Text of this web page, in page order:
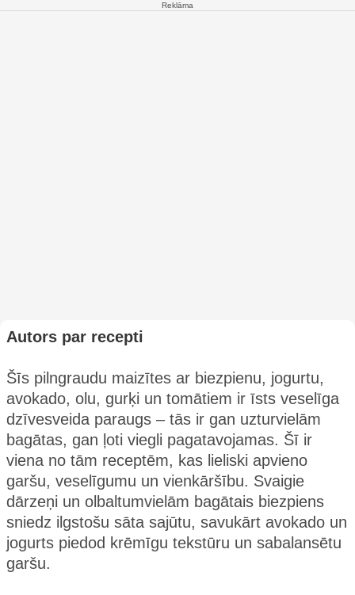
Reklāma
Autors par recepti
Šīs pilngraudu maizītes ar biezpienu, jogurtu,
avokado, olu, gurķi un tomātiem ir īsts veselīga
dzīvesveida paraugs – tās ir gan uzturvielām
bagātas, gan ļoti viegli pagatavojamas. Šī ir
viena no tām receptēm, kas lieliski apvieno
garšu, veselīgumu un vienkāršību. Svaigie
dārzeņi un olbaltumvielām bagātais biezpiens
sniedz ilgstošu sāta sajūtu, savukārt avokado un
jogurts piedod krēmīgu tekstūru un sabalansētu
garšu.